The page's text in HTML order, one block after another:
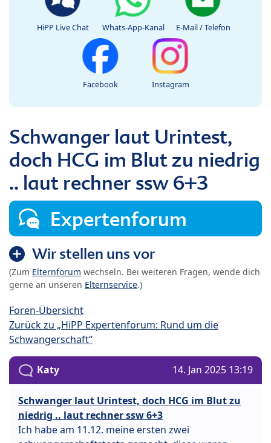
HiPP Live Chat Whats-App-Kanal E-Mail / Telefon
Facebook Instagram
Schwanger laut Urintest,
doch HCG im Blut zu niedrig
.. laut rechner ssw 6+3
Expertenforum
Wir stellen uns vor
(Zum Elternforum wechseln. Bei weiteren Fragen, wende dich
gerne an unseren Elternservice.)
Foren-Übersicht
Zurück zu „HiPP Expertenforum: Rund um die
Schwangerschaft“
Katy 14. Jan 2025 13:19
Schwanger laut Urintest, doch HCG im Blut zu
niedrig .. laut rechner ssw 6+3
Ich habe am 11.12. meine ersten zwei